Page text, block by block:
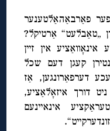
פאַרבאַהאַלטענער
„טאַבלעט“ אַרטיקל?
אין זיין
קעגן דעם שכל
דערפאַרונגען, אַז
דורך איזאָלאַציע,
אינאיינעם